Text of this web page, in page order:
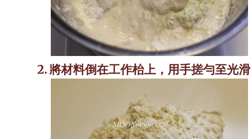
2.將材料倒在工作枱上，用手搓勻至光滑